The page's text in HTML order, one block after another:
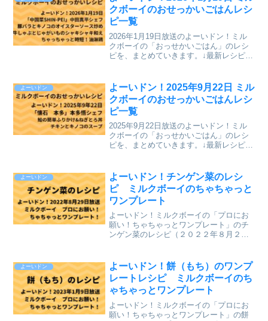
す。⇒「ミルクボーイのプ...
クボーイのおせっかいごはんレシ
ピ一覧
2026年1月19日放送のよーいドン！ミル
クボーイの「おっせかいごはん」のレシ
ピを、まとめていきます。↓最新レシピも
ーイのプロにお願い ちゃちゃっとワン
プレート」のレシ...
よーいドン
よーいドン！2025年9月22日 ミル
クボーイのおせっかいごはんレシ
ピ一覧
2025年9月22日放送のよーいドン！ミル
クボーイの「おっせかいごはん」のレシ
ピを、まとめていきます。↓最新レシピも
ーイのプロにお願い ちゃちゃっとワン
プレート」のレシ...
よーいドン
よーいドン！チンゲン菜のレシ
ピ ミルクボーイのちゃちゃっと
ワンプレート
よーいドン！ミルクボーイの「プロにお
願い！ちゃちゃっとワンプレート」のチ
ンゲン菜のレシピ（２０２２年８月２９
レシピを記事にしています。⇒「ミルク
ボーイのプロにお願い ...
よーいドン
よーいドン！餅（もち）のワンプ
レートレシピ ミルクボーイのち
ゃちゃっとワンプレート
よーいドン！ミルクボーイの「プロにお
願い！ちゃちゃっとワンプレート」の餅